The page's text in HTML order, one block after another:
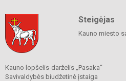
Steigėjas
Kauno miesto
Kauno lopšelis-darželis „Pasaka“
Savivaldybės biudžetinė įstaiga